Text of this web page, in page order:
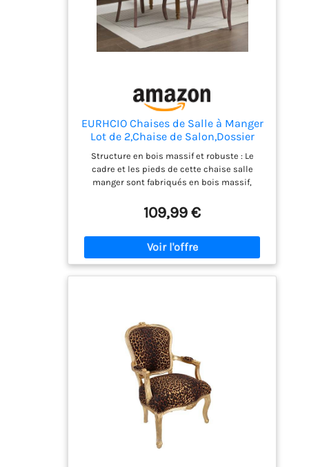
EURHCIO Chaises de Salle à Manger
Lot de 2,Chaise de Salon,Dossier
Massif,pour Salle à
Manger,Salon,Cuisine et Chambre
(Léopard)
Structure en bois massif et robuste : Le
cadre et les pieds de cette chaise salle
manger sont fabriqués en bois massif,
jusqu’à 300 lb, assurant une utilisation sûre
et durable dans votre intérieur. Disponible
en plusieurs coloris élégants : Cette chaises
est proposée en plusieurs teintes modernes
et intemporelles : gris, beige, léopard. Un
choix varié pour s’intégrer
haute densité combinée à un système de
ressorts, conçu pour offrir un bon rebond et
un confort soutenu, idéal pour s’asseoir
longtemps en toute détente. Dossier haut
pour un meilleur soutien : Doté d’un dossier
surélevé, ce siège assure un soutien
ergonomique pour le dos, favorisant une
posture plus confortable, que ce soit au
comptoir de cuisine, dans un salon ou une
salle à manger. Design élégant en chenille
109,99 €